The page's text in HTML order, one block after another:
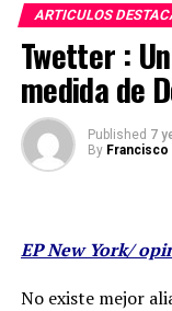
ARTICULOS
Twetter :
medida de
Published 7
By Francisco
EP New York/
No existe mejor